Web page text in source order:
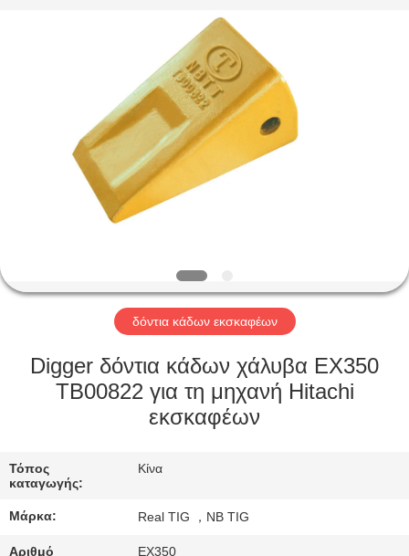
ΠΡΟΪΌΝΤΑ
ΠΕΡΊΠΟΥ
ΓΎΡΟΣ
ΕΡΓΟΣΤΑΣΊΩΝ
ΠΟΙΟΤΙΚΌΣ
ΜΑΣ
ΕΛΆΤΕ
δόντια κάδων εκσκαφέων
Digger δόντια κάδων χάλυβα EX350
TB00822 για τη μηχανή Hitachi
εκσκαφέων
Τόπος
καταγωγής:
Κίνα
Μάρκα: Real TIG ，NB TIG
Αριθμό
EX350